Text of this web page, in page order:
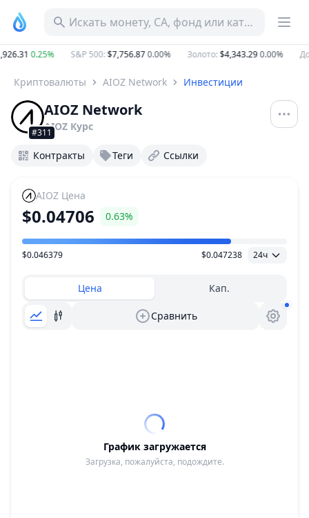
Искать монету, CA, фонд или категорию
0.25% S&P 500:$7,756.870.00% Золото:$4,343.290.00%
Криптовалюты AIOZ Network Инвестиции
#311
AIOZ Network
AIOZ Курс
Контракты Теги Ссылки
AIOZ Цена
$0.04706 0.63%
Ценовой диапазон
$0.046379 $0.047238 24ч
Цена Кап.
Сравнить
График загружается
Загрузка, пожалуйста, подождите.